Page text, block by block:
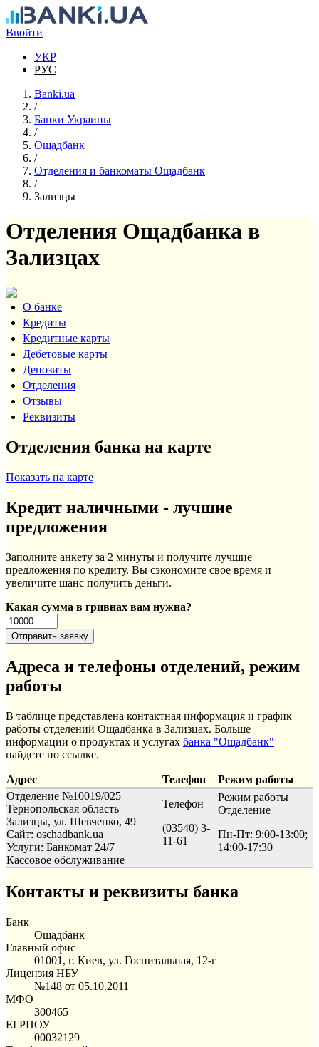
Перейти к основному содержанию
Ввойти
УКР
РУС
Banki.ua
/
Банки Украины
/
Ощадбанк
/
Отделения и банкоматы Ощадбанк
/
Зализцы
Отделения Ощадбанка в
Зализцах
О банке
Кредиты
Кредитные карты
Дебетовые карты
Депозиты
Отделения
Отзывы
Реквизиты
Отделения банка на карте
Показать на карте
Кредит наличными - лучшие
предложения
Заполните анкету за 2 минуты и получите лучшие
предложения по кредиту. Вы сэкономите свое время и
увеличите шанс получить деньги.
Какая сумма в гривнах вам нужна?
Адреса и телефоны отделений, режим
работы
В таблице представлена контактная информация и график
работы отделений Ощадбанка в Зализцах. Больше
информации о продуктах и услугах банка "Ощадбанк"
найдете по ссылке.
Адрес Телефон
Режим работы
Отделение №10019/025
Тернопольская область
Зализцы, ул. Шевченко, 49
Сайт: oschadbank.ua
Услуги: Банкомат 24/7
Кассовое обслуживание
Телефон
(03540) 3-
11-61
Режим работы
Отделение
Пн-Пт: 9:00-13:00;
14:00-17:30
Контакты и реквизиты банка
Банк
Ощадбанк
Главный офис
01001, г. Киев, ул. Госпитальная, 12-г
Лицензия НБУ
№148 от 05.10.2011
МФО
300465
ЕГРПОУ
00032129